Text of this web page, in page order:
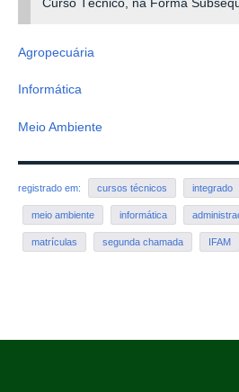
Curso Técnico, na Forma
Agropecuária
Informática
Meio Ambiente
registrado em: cursos técnicos integrado
meio ambiente informática
matrículas segunda chamada IFAM